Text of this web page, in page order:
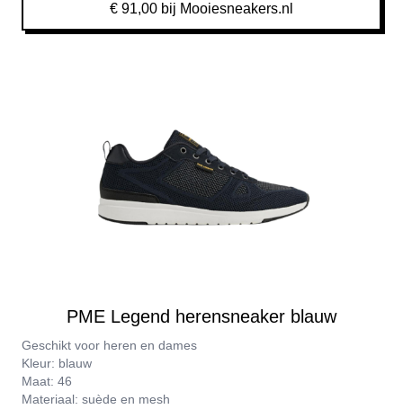
€ 91,00 bij Mooiesneakers.nl
PME Legend herensneaker blauw
Geschikt voor heren en dames
Kleur: blauw
Maat: 46
Materiaal: suède en mesh